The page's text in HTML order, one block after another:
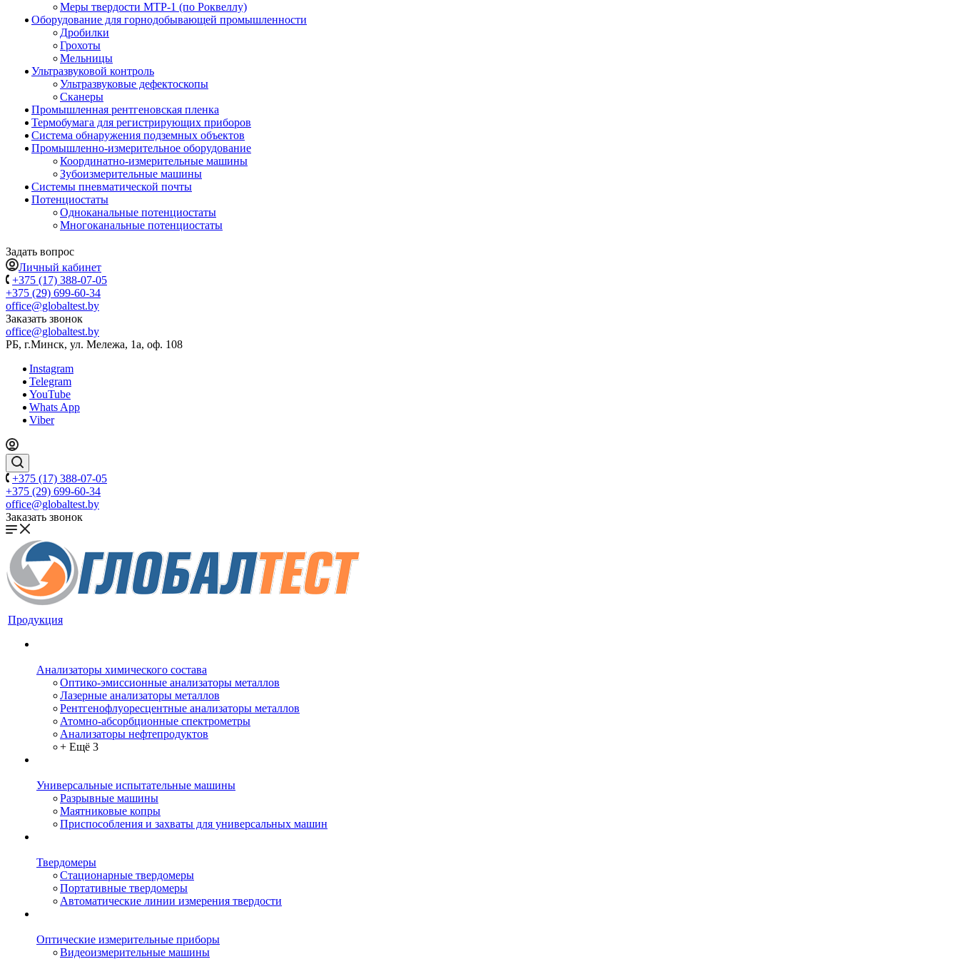
Меры твердости МТР-1 (по Роквеллу)
Оборудование для горнодобывающей промышленности
Дробилки
Грохоты
Мельницы
Ультразвуковой контроль
Ультразвуковые дефектоскопы
Сканеры
Промышленная рентгеновская пленка
Термобумага для регистрирующих приборов
Система обнаружения подземных объектов
Промышленно-измерительное оборудование
Координатно-измерительные машины
Зубоизмерительные машины
Системы пневматической почты
Потенциостаты
Одноканальные потенциостаты
Многоканальные потенциостаты
Задать вопрос
Личный кабинет
+375 (17) 388-07-05
+375 (29) 699-60-34
office@globaltest.by
Заказать звонок
office@globaltest.by
РБ, г.Минск, ул. Мележа, 1а, оф. 108
Instagram
Telegram
YouTube
Whats App
Viber
+375 (17) 388-07-05
+375 (29) 699-60-34
office@globaltest.by
Заказать звонок
Продукция
Анализаторы химического состава
Оптико-эмиссионные анализаторы металлов
Лазерные анализаторы металлов
Рентгенофлуоресцентные анализаторы металлов
Атомно-абсорбционные спектрометры
Анализаторы нефтепродуктов
+ Ещё 3
Универсальные испытательные машины
Разрывные машины
Маятниковые копры
Приспособления и захваты для универсальных машин
Твердомеры
Стационарные твердомеры
Портативные твердомеры
Автоматические линии измерения твердости
Оптические измерительные приборы
Видеоизмерительные машины